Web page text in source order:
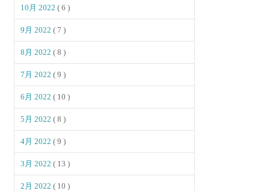
10月 2022( 6 )
9月 2022( 7 )
8月 2022( 8 )
7月 2022( 9 )
6月 2022( 10 )
5月 2022( 8 )
4月 2022( 9 )
3月 2022( 13 )
2月 2022( 10 )